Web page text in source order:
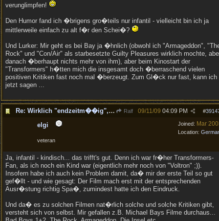
verunglimpfen!
Den Humor fand ich �brigens gro�teils nur infantil - vielleicht bin ich ja
mittlerweile einfach zu alt f�r den Schei�?
Und Lurker: Mir geht es bei Bay ja �hnlich (obwohl ich "Armageddon",
Rock" und "Con/Air" als starbesetzte Guilty Pleasures wirklich mochte,
danach �berhaupt nichts mehr von ihm), aber beim Kinostart der
"Transformers" h�tten mich die insgesamt doch �berraschend vielen
positiven Kritiken fast noch mal �berzeugt. Zum Gl�ck nur fast, kann ich
jetzt sagen ...
Re: Wirklich "endzeitm��ig", oder was?! Ralf #
09/11/09 04:09 PM
Joined: Mar
Location:
elgi
veteran
Ja, infantil - kindisch... das trifft's gut. Denn ich war fr�her Transformers-
Fan, als ich noch ein Kind war (eigentlich mehr noch von "Voltron" ;)).
Insofern habe ich auch kein Problem damit, da� mir der erste Teil so gut
gef�llt - und wie gesagt: Der Film mach erst mit der entsprechenden
Ausr�stung richtig Spa�, zumindest hatte ich den Eindruck.
Und da� es zu solchen Filmen nat�rlich solche und solche Kritiken gibt,
versteht sich von selbst. Mir gefallen z.B. Michael Bays Filme durchaus...